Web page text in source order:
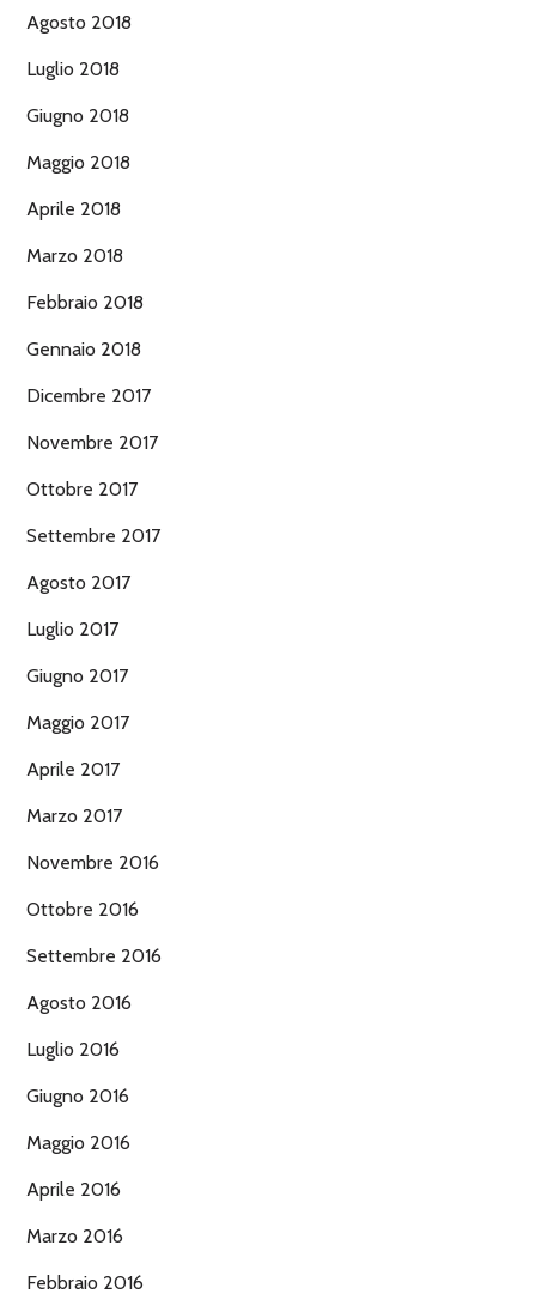
Agosto 2018
Luglio 2018
Giugno 2018
Maggio 2018
Aprile 2018
Marzo 2018
Febbraio 2018
Gennaio 2018
Dicembre 2017
Novembre 2017
Ottobre 2017
Settembre 2017
Agosto 2017
Luglio 2017
Giugno 2017
Maggio 2017
Aprile 2017
Marzo 2017
Novembre 2016
Ottobre 2016
Settembre 2016
Agosto 2016
Luglio 2016
Giugno 2016
Maggio 2016
Aprile 2016
Marzo 2016
Febbraio 2016